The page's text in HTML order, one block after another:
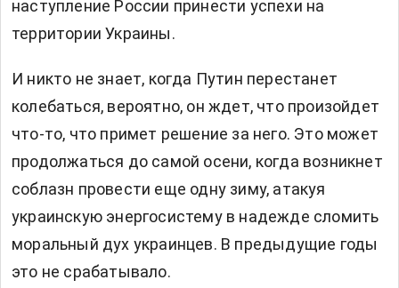
наступление России принести успехи на
территории Украины.
И никто не знает, когда Путин перестанет
колебаться, вероятно, он ждет, что произойдет
что-то, что примет решение за него. Это может
продолжаться до самой осени, когда возникнет
соблазн провести еще одну зиму, атакуя
украинскую энергосистему в надежде сломить
моральный дух украинцев. В предыдущие годы
это не срабатывало.